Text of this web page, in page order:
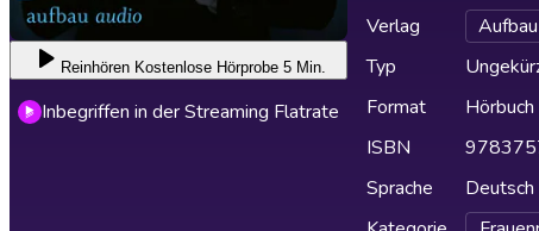
Reinhören Kostenlose Hörprobe 5 Min.
Inbegriffen in der Streaming Flatrate
Verlag
Typ
Format
ISBN
Sprache
Deutsch